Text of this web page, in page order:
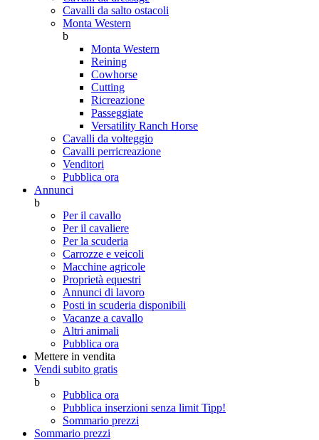
Cavalli da salto ostacoli
Monta Western
b
Monta Western
Reining
Cowhorse
Cutting
Ricreazione
Passeggiate
Versatility Ranch Horse
Cavalli da volteggio
Cavalli perricreazione
Venditori
Pubblica ora
Annunci
b
Per il cavallo
Per il cavaliere
Per la scuderia
Carrozze e veicoli
Macchine agricole
Proprietà equestri
Annunci di lavoro
Posti in scuderia disponibili
Vacanze a cavallo
Altri animali
Pubblica ora
Mettere in vendita
Vendi subito gratis
b
Pubblica ora
Pubblica inserzioni senza limit Tipp!
Sommario prezzi
Sommario prezzi